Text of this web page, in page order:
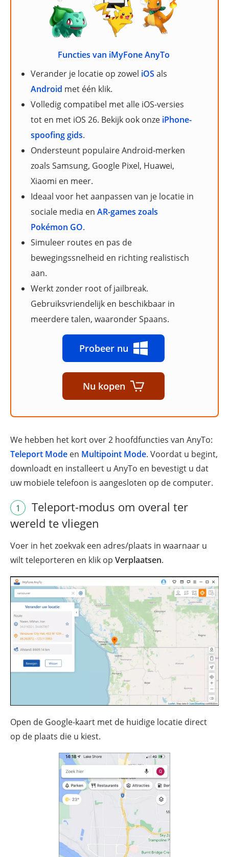
Functies van iMyFone AnyTo
Verander je locatie op zowel iOS als
Android met één klik.
Volledig compatibel met alle iOS-versies
tot en met iOS 26. Bekijk ook onze iPhone-
spoofing gids.
Ondersteunt populaire Android-merken
zoals Samsung, Google Pixel, Huawei,
Xiaomi en meer.
Ideaal voor het aanpassen van je locatie in
sociale media en AR-games zoals
Pokémon GO.
Simuleer routes en pas de
bewegingssnelheid en richting realistisch
aan.
Werkt zonder root of jailbreak.
Gebruiksvriendelijk en beschikbaar in
meerdere talen, waaronder Spaans.
Probeer nu
Nu kopen
We hebben het kort over 2 hoofdfuncties van AnyTo:
Teleport Mode en Multipoint Mode. Voordat u begint,
downloadt en installeert u AnyTo en bevestigt u dat
uw mobiele telefoon is aangesloten op de computer.
1
Teleport-modus om overal ter
wereld te vliegen
Voer in het zoekvak een adres/plaats in waarnaar u
wilt teleporteren en klik op Verplaatsen.
Open de Google-kaart met de huidige locatie direct
op de plaats die u kiest.